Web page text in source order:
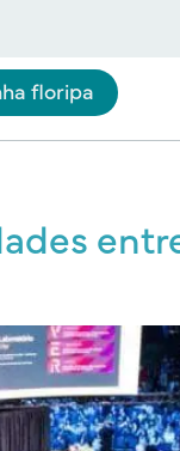
floripa